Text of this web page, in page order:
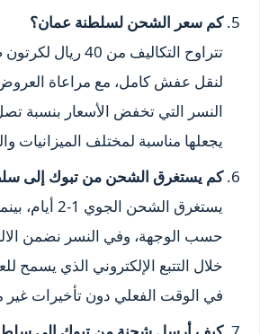
كم سعر الشحن لسلطنة عمان؟
لنقل عفش كامل، مع مراعاة
يجعلها مناسبة لمختلف الميزانيات
كم يستغرق الشحن من تبوك إلى
حسب الوجهة، وفي النسر نضمن
خلال التتبع الإلكتروني الذي يسمح
في الوقت الفعلي دون تأخيرات غير